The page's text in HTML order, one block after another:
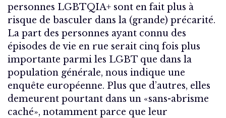
personnes LGBTQIA+ sont en fait plus à
risque de basculer dans la (grande) précarité.
La part des personnes ayant connu des
épisodes de vie en rue serait cinq fois plus
importante parmi les LGBT que dans la
population générale, nous indique une
enquête européenne. Plus que d’autres, elles
demeurent pourtant dans un «sans-abrisme
caché», notamment parce que leur